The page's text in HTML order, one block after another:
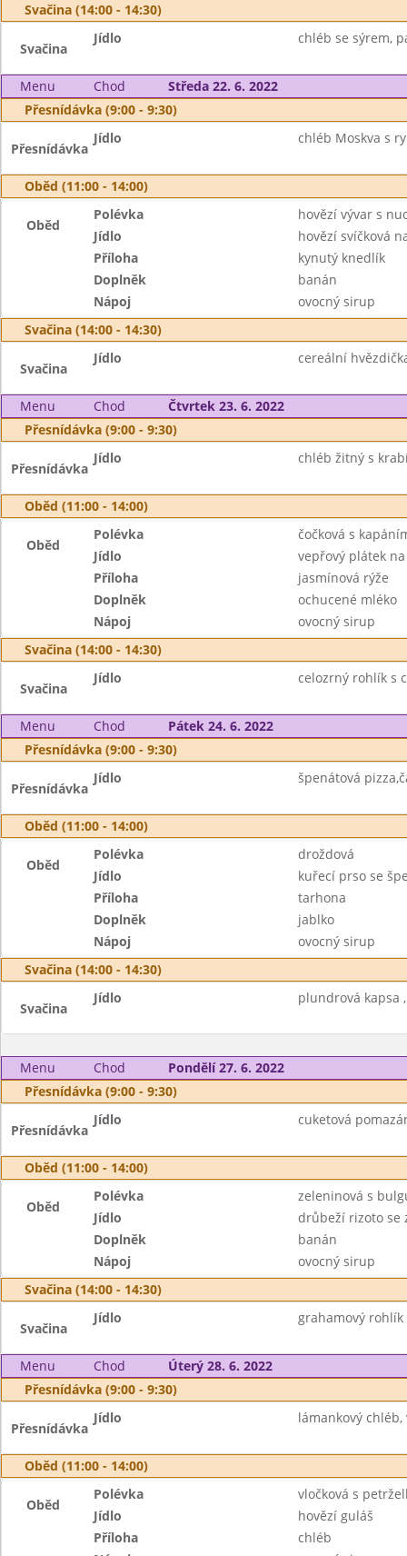
Svačina (14:00 - 14:30)
Svačina
Jídlo chléb se sýrem,
Menu Chod
Středa 22. 6. 2022
Přesnídávka (9:00 - 9:30)
Přesnídávka
Jídlo chléb Moskva s
Oběd (11:00 - 14:00)
Oběd
Polévka
hovězí vývar s
Jídlo
hovězí svíčková
Příloha
kynutý knedlík
Doplněk
banán
Nápoj
ovocný sirup
Svačina (14:00 - 14:30)
Svačina
Jídlo cereální
Menu Chod
Čtvrtek 23. 6. 2022
Přesnídávka (9:00 - 9:30)
Přesnídávka
Jídlo chléb žitný s
Oběd (11:00 - 14:00)
Oběd
Polévka
čočková s
Jídlo
vepřový plátek
Příloha
jasmínová rýže
Doplněk
ochucené mléko
Nápoj
ovocný sirup
Svačina (14:00 - 14:30)
Svačina
Jídlo celozrný rohlík s
Menu Chod
Pátek 24. 6. 2022
Přesnídávka (9:00 - 9:30)
Přesnídávka
Jídlo špenátová
Oběd (11:00 - 14:00)
Oběd
Polévka
droždová
Jídlo
kuřecí prso se
Příloha
tarhona
Doplněk
jablko
Nápoj
ovocný sirup
Svačina (14:00 - 14:30)
Svačina
Jídlo plundrová kapsa
Menu Chod
Pondělí 27. 6. 2022
Přesnídávka (9:00 - 9:30)
Přesnídávka
Jídlo cuketová
Oběd (11:00 - 14:00)
Oběd
Polévka
zeleninová s
Jídlo
drůbeží rizoto se
Doplněk
banán
Nápoj
ovocný sirup
Svačina (14:00 - 14:30)
Svačina
Jídlo grahamový
Menu Chod
Úterý 28. 6. 2022
Přesnídávka (9:00 - 9:30)
Přesnídávka
Jídlo lámankový
Oběd (11:00 - 14:00)
Oběd
Polévka
vločková s
Jídlo
hovězí guláš
Příloha
chléb